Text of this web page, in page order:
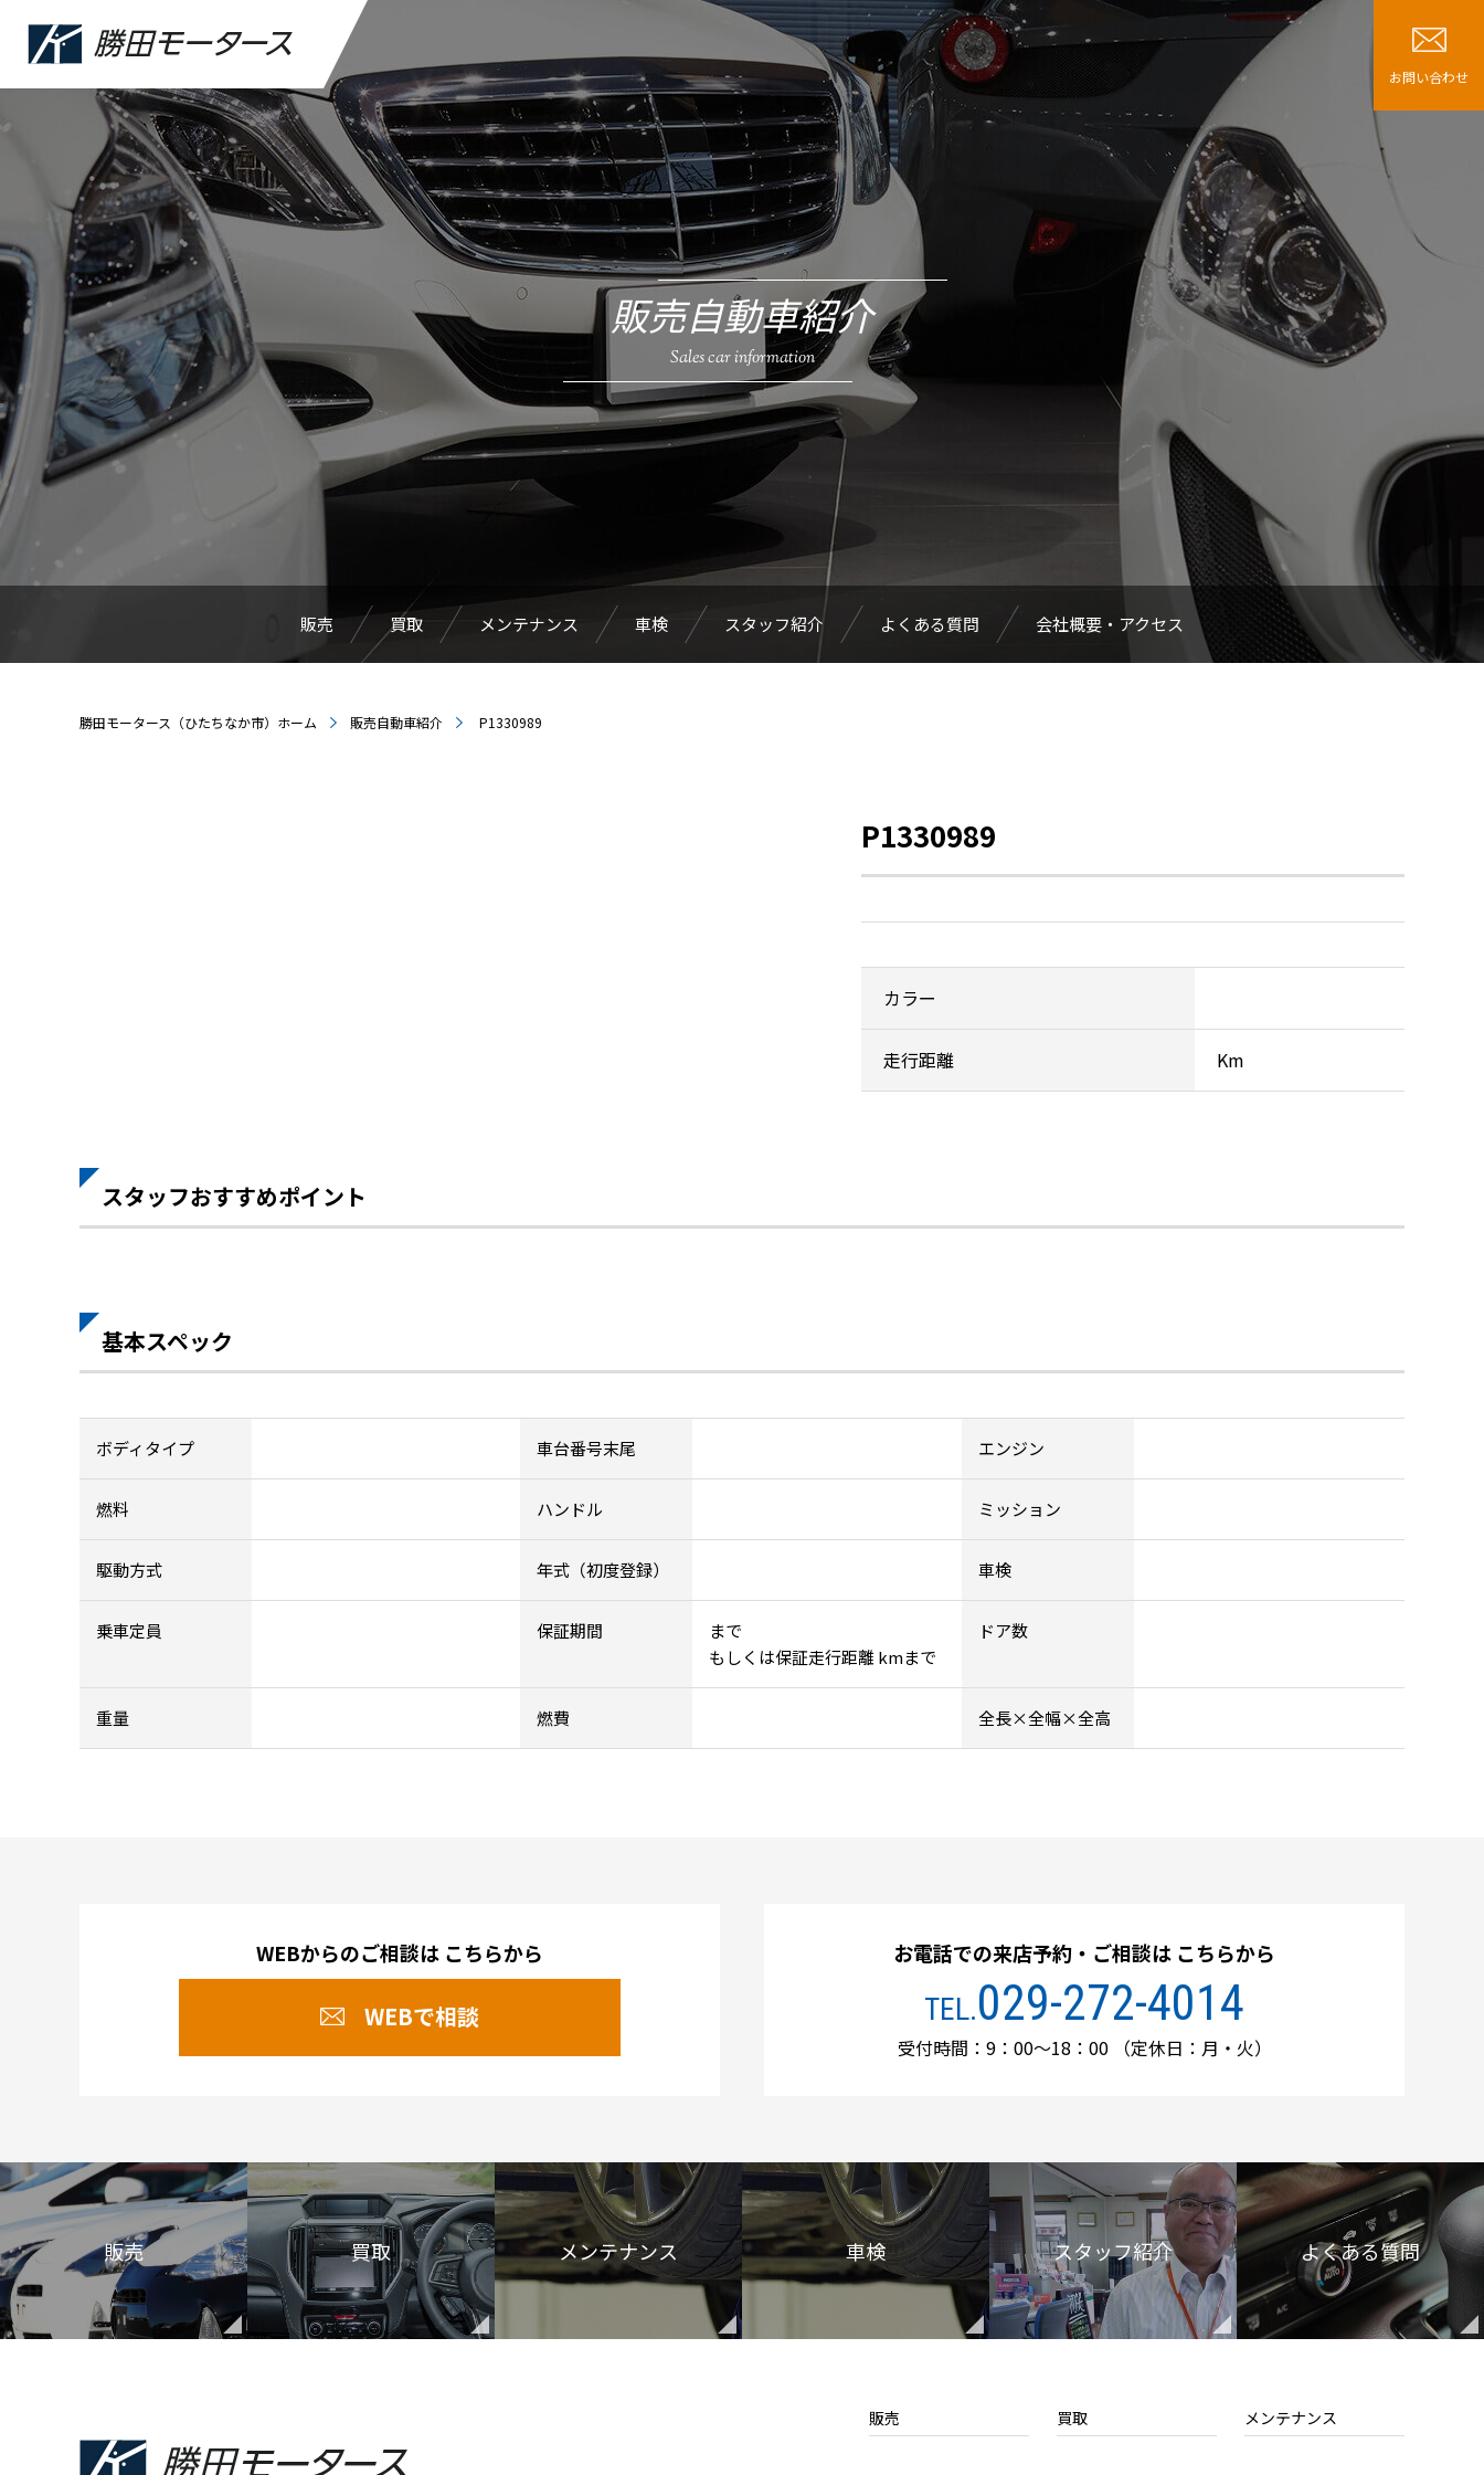
お問い合わせ
販売自動車紹介
Sales car information
販売 買取 メンテナンス 車検 スタッフ紹介 よくある質問 会社概要・アクセス
勝田モータース（ひたちなか市）ホーム 販売自動車紹介 P1330989
P1330989
カラー
走行距離 Km
スタッフおすすめポイント
基本スペック
ボディタイプ 車台番号末尾 エンジン
燃料 ハンドル ミッション
駆動方式 年式（初度登録） 車検
乗車定員 保証期間
まで
もしくは保証走行距離 kmまで
ドア数
重量 燃費 全長×全幅×全高
WEBからのご相談は こちらから
WEBで相談
お電話での来店予約・ご相談は こちらから
TEL.029-272-4014
受付時間：9：00～18：00（定休日：月・火）
販売 買取 メンテナンス 車検 スタッフ紹介 よくある質問
販売 買取 メンテナンス